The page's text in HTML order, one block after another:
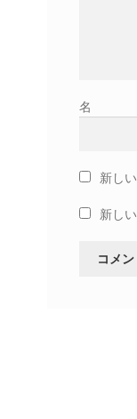
新し
新し